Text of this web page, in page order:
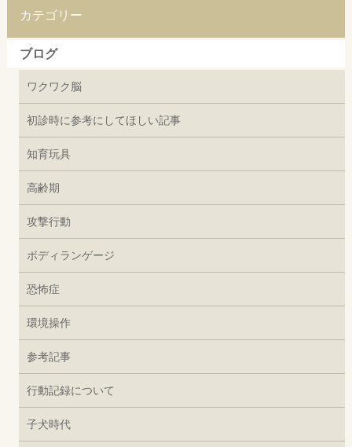
カテゴリー
ブログ
ワクワク脳
初診時に参考にしてほしい記事
知育玩具
高齢期
攻撃行動
ボディランゲージ
恐怖症
環境操作
参考記事
行動記録について
子犬時代